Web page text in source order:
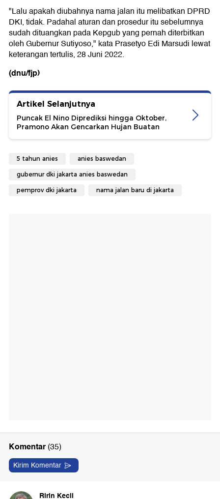
"Lalu apakah diubahnya nama jalan itu melibatkan DPRD
DKI, tidak. Padahal aturan dan prosedur itu sebelumnya
sudah dituangkan pada Kepgub yang pernah diterbitkan
oleh Gubernur Sutiyoso," kata Prasetyo Edi Marsudi lewat
keterangan tertulis, 28 Juni 2022.
(dnu/fjp)
Artikel Selanjutnya
Puncak El Nino Diprediksi hingga Oktober,
Pramono Akan Gencarkan Hujan Buatan
5 tahun anies anies baswedan
gubernur dki jakarta anies baswedan
pemprov dki jakarta nama jalan baru di jakarta